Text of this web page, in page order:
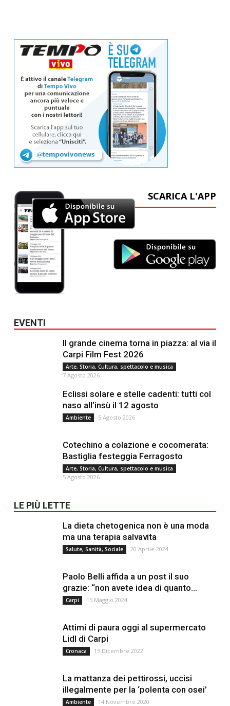
SCARICA L'APP
EVENTI
Il grande cinema torna in piazza: al via il
Carpi Film Fest 2026
Arte, Storia, Cultura, spettacolo e musica
7 Agosto 2026
Eclissi solare e stelle cadenti: tutti col
naso all’insù il 12 agosto
Ambiente 5 Agosto 2026
Cotechino a colazione e cocomerata:
Bastiglia festeggia Ferragosto
Arte, Storia, Cultura, spettacolo e musica
5 Agosto 2026
LE PIÙ LETTE
La dieta chetogenica non è una moda
ma una terapia salvavita
Salute, Sanità, Sociale 20 Aprile 2024
Paolo Belli affida a un post il suo
grazie: “non avete idea di quanto...
Carpi 15 Maggio 2024
Attimi di paura oggi al supermercato
Lidl di Carpi
Cronaca 13 Dicembre 2022
La mattanza dei pettirossi, uccisi
illegalmente per la ‘polenta con osei’
Ambiente 14 Novembre 2020